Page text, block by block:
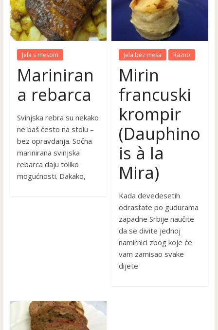
Jela s mesom
Mariniran
a rebarca
Svinjska rebra su nekako
ne baš često na stolu –
bez opravdanja. Sočna
marinirana svinjska
rebarca daju toliko
mogućnosti. Dakako,
Jela bez mesa Razno
Mirin
francuski
krompir
(Dauphino
is à la
Mira)
Kada devedesetih
odrastate po gudurama
zapadne Srbije naučite
da se divite jednoj
namirnici zbog koje će
vam zamisao svake
dijete